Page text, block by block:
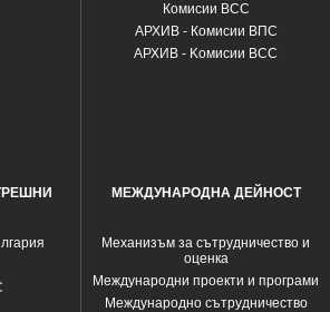
Комисии ВСС
АРХИВ - Комисии ВПС
АРХИВ - Kомисии ВСС
МЕЖДУНАРОДНА ДЕЙНОСТ
Механизъм за сътрудничество и
оценка
Международни проекти и програми
Международно сътрудничество